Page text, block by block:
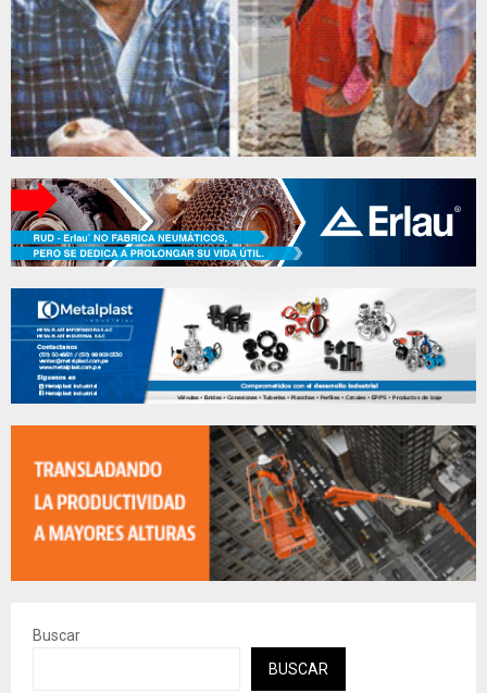
Buscar
BUSCAR